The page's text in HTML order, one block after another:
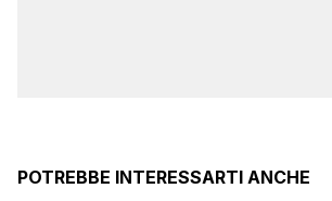
POTREBBE INTERESSARTI ANCHE